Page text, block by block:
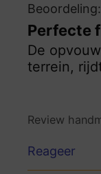
Beoordeling:
Perfecte
De
terrein,
Review
Reageer